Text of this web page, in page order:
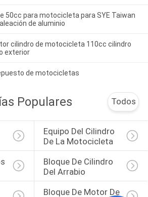
50cc para motocicleta para SYE Taiwan
de aluminio
cilindro de motocicleta 110cc cilindro
exterior
de motocicletas
Populares Todos
Equipo Del Cilindro
De La Motocicleta
Bloque De Cilindro
Del Arrabio
Bloque De Motor De